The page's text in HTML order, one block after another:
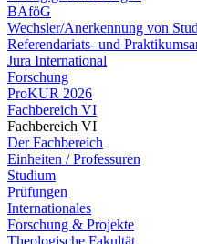
BAföG
Wechsler/Anerkennung von
Referendariats- und
Jura International
Forschung
ProKUR 2026
Fachbereich VI
Fachbereich VI
Der Fachbereich
Einheiten / Professuren
Studium
Prüfungen
Internationales
Forschung & Projekte
Theologische Fakultät